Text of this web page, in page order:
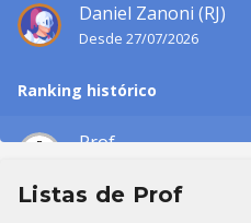
Daniel Zanoni (RJ)
Desde 27/07/2026
Ranking histórico
Prof
Listas de Prof